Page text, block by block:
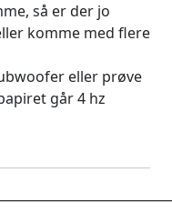
så er der jo
komme med flere
eller prøve
går 4 hz